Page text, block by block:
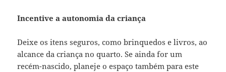
Incentive a autonomia da criança
Deixe os itens seguros, como brinquedos e livros, ao
alcance da criança no quarto. Se ainda for um
recém-nascido, planeje o espaço também para este